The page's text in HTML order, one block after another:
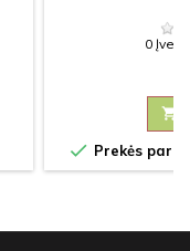
0

 Prekės